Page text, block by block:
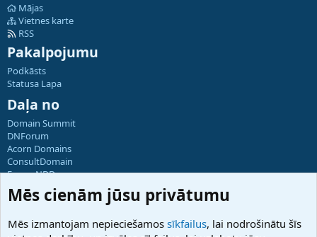
Mājas
Vietnes karte
RSS
Pakalpojumu
Podkāsts
Statusa Lapa
Daļa no
Domain Summit
DNForum
Acorn Domains
ConsultDomain
ForumNDD
Domainforum.ro
27.be
Hostmaria
Mēs cienām jūsu privātumu
Mēs izmantojam nepieciešamos sīkfailus, lai nodrošinātu šīs